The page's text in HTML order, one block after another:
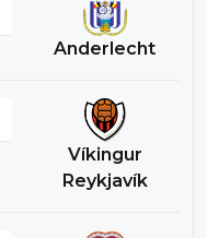
Anderlecht
Víkingur
Reykjavík